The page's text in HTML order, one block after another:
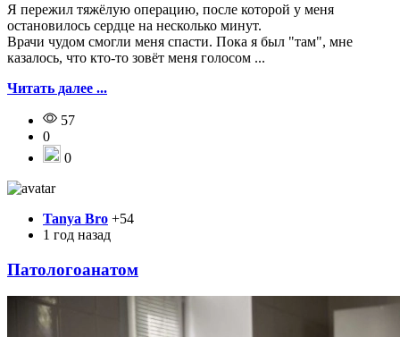
Я пережил тяжёлую операцию, после которой у меня
остановилось сердце на несколько минут.
Врачи чудом смогли меня спасти. Пока я был "там", мне
казалось, что кто-то зовёт меня голосом ...
Читать далее ...
57
0
0
Tanya Bro +54
1 год назад
Патологоанатом